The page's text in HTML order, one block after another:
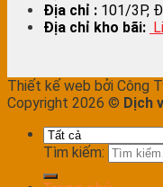
Địa chỉ : 101/3P,
Địa chỉ kho bãi:
Thiết kế web bởi Công
Copyright 2026 © Dịch
Tìm kiếm: